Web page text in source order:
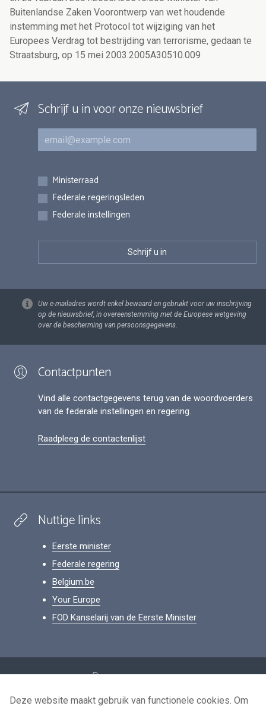
Buitenlandse Zaken Voorontwerp van wet houdende
instemming met het Protocol tot wijziging van het
Europees Verdrag tot bestrijding van terrorisme, gedaan te
Straatsburg, op 15 mei 2003.2005A30510.009
Schrijf u in voor onze nieuwsbrief
E-mail
Inschrijvingen
Ministerraad
Federale regeringsleden
Federale instellingen
Uw e-mailadres wordt enkel bewaard en gebruikt voor uw inschrijving
op de nieuwsbrief, in overeenstemming met de Europese wetgeving
over de bescherming van persoonsgegevens.
Contactpunten
Vind alle contactgegevens terug van de woordvoerders
van de federale instellingen en regering.
Raadpleeg de contactenlijst
Nuttige links
Eerste minister
Federale regering
Belgium.be
Your Europe
FOD Kanselarij van de Eerste Minister
Persoonsgegevens
Voorwaarden voor het hergebruik
Deze website maakt gebruik van functionele cookies. Om